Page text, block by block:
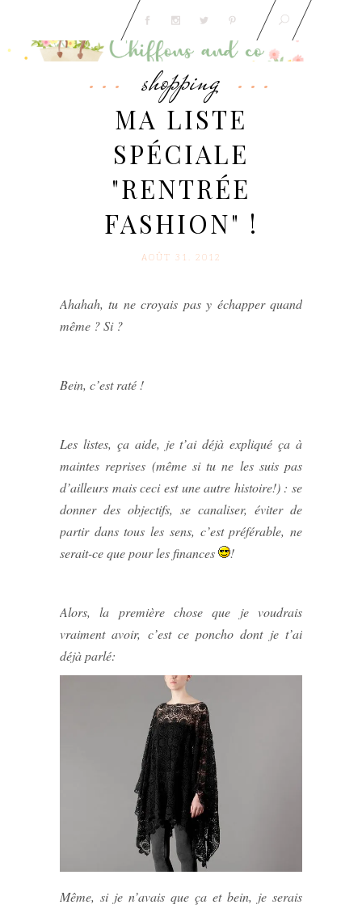
shopping
MA LISTE
SPÉCIALE
"RENTRÉE
FASHION" !
AOÛT 31. 2012
Ahahah, tu ne croyais pas y échapper quand
même ? Si ?
Bein, c’est raté !
Les listes, ça aide, je t’ai déjà expliqué ça à
maintes reprises (même si tu ne les suis pas
d’ailleurs mais ceci est une autre histoire!) : se
donner des objectifs, se canaliser, éviter de
partir dans tous les sens, c’est préférable, ne
serait-ce que pour les finances
!
Alors, la première chose que je voudrais
vraiment avoir, c’est ce poncho dont je t’ai
déjà parlé:
Même, si je n’avais que ça et bein, je serais